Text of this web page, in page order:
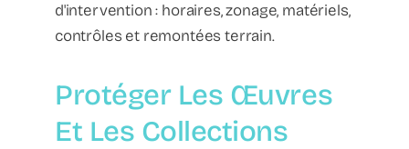
d'intervention : horaires, zonage, matériels,
contrôles et remontées terrain.
Protéger Les Œuvres
Et Les Collections